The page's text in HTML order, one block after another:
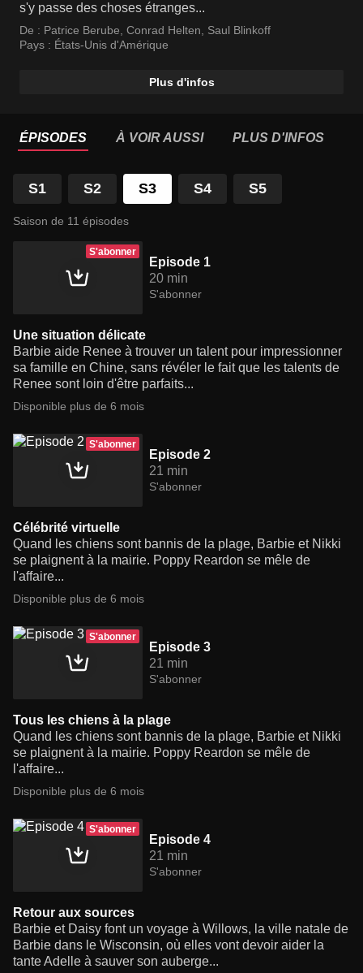
s'y passe des choses étranges...
De : Patrice Berube Conrad Helten
Saul Blinkoff
Pays : États-Unis d'Amérique
Plus d'infos
ÉPISODES À VOIR AUSSI PLUS D'INFOS
S1 S2 S3 S4 S5
Saison de 11 épisodes
S'abonner
Episode 1
20 min
S'abonner
Une situation délicate
Barbie aide Renee à trouver un talent pour impressionner
sa famille en Chine, sans révéler le fait que les talents de
Renee sont loin d'être parfaits...
Disponible plus de 6 mois
S'abonner
Episode 2
21 min
S'abonner
Célébrité virtuelle
Quand les chiens sont bannis de la plage, Barbie et Nikki
se plaignent à la mairie. Poppy Reardon se mêle de
l'affaire...
Disponible plus de 6 mois
S'abonner
Episode 3
21 min
S'abonner
Tous les chiens à la plage
Quand les chiens sont bannis de la plage, Barbie et Nikki
se plaignent à la mairie. Poppy Reardon se mêle de
l'affaire...
Disponible plus de 6 mois
S'abonner
Episode 4
21 min
S'abonner
Retour aux sources
Barbie et Daisy font un voyage à Willows, la ville natale de
Barbie dans le Wisconsin, où elles vont devoir aider la
tante Adelle à sauver son auberge...